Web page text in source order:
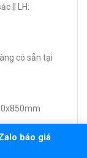
|| LH:
có sẵn tại
báo giá